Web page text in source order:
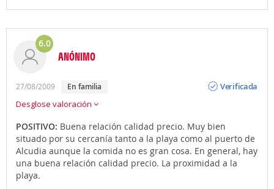
6.0
ANÓNIMO
27/08/2009 En familia
Verificada
Desglose valoración
POSITIVO: Buena relación calidad precio. Muy bien
situado por su cercanía tanto a la playa como al puerto de
Alcudia aunque la comida no es gran cosa. En general, hay
una buena relación calidad precio. La proximidad a la
playa.